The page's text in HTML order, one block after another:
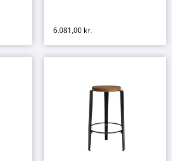
6.081,00 kr.